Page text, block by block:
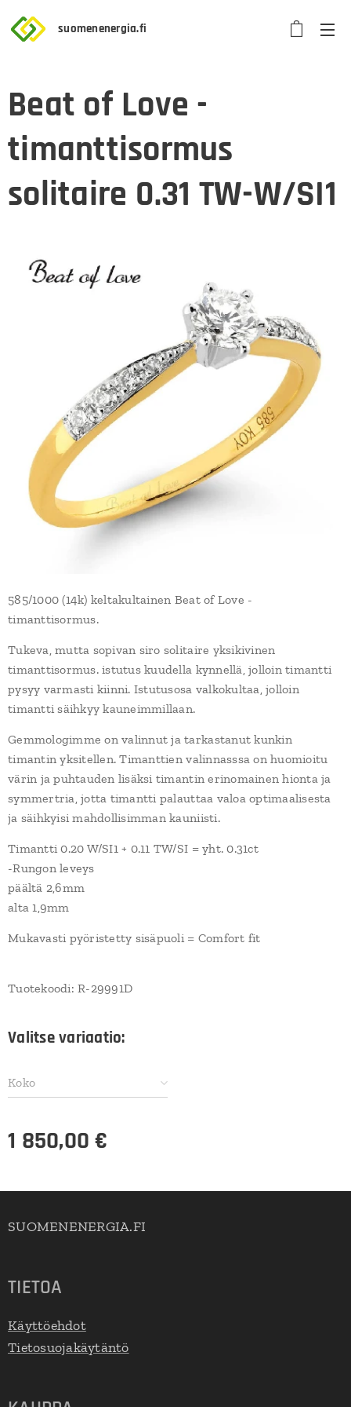
suomenenergia.fi
Beat of Love -
timanttisormus
solitaire 0.31 TW-W/SI1
585/1000 (14k) keltakultainen Beat of Love -
timanttisormus.
Tukeva, mutta sopivan siro solitaire yksikivinen
timanttisormus. istutus kuudella kynnellä, jolloin timantti
pysyy varmasti kiinni. Istutusosa valkokultaa, jolloin
timantti säihkyy kauneimmillaan.
Gemmologimme on valinnut ja tarkastanut kunkin
timantin yksitellen. Timanttien valinnasssa on huomioitu
värin ja puhtauden lisäksi timantin erinomainen hionta ja
symmertria, jotta timantti palauttaa valoa optimaalisesta
ja säihkyisi mahdollisimman kauniisti.
Timantti 0.20 W/SI1 + 0.11 TW/SI = yht. 0.31ct
-Rungon leveys
päältä 2,6mm
alta 1,9mm
Mukavasti pyöristetty sisäpuoli = Comfort fit
Tuotekoodi: R-29991D
Valitse variaatio:
Koko
1 850,00 €
SUOMENENERGIA.FI
TIETOA
Käyttöehdot
Tietosuojakäytäntö